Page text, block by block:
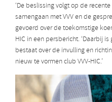
‘De beslissing volgt op de
samengaan met VVV en de
gevoerd over de toekomstige
HIC in een persbericht. ‘Daarbij
bestaat over de invulling en
nieuw te vormen club VVV-HIC.’